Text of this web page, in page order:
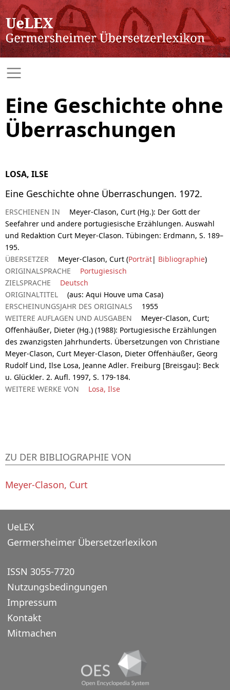
Eine Geschichte ohne
Überraschungen
LOSA, ILSE
Eine Geschichte ohne Überraschungen. 1972.
ERSCHIENEN IN
Meyer-Clason, Curt (Hg.): Der Gott der
Seefahrer und andere portugiesische Erzählungen. Auswahl
und Redaktion Curt Meyer-Clason. Tübingen: Erdmann, S. 189–
195.
ÜBERSETZER
Meyer-Clason, Curt (Porträt| Bibliographie)
ORIGINALSPRACHE
Portugiesisch
ZIELSPRACHE
Deutsch
ORIGINALTITEL
(aus: Aqui Houve uma Casa)
ERSCHEINUNGSJAHR DES ORIGINALS
1955
WEITERE AUFLAGEN UND AUSGABEN
Meyer-Clason, Curt;
Offenhäußer, Dieter (Hg.) (1988): Portugiesische Erzählungen
des zwanzigsten Jahrhunderts. Übersetzungen von Christiane
Meyer-Clason, Curt Meyer-Clason, Dieter Offenhäußer, Georg
Rudolf Lind, Ilse Losa, Jeanne Adler. Freiburg [Breisgau]: Beck
u. Glückler. 2. Aufl. 1997, S. 179-184.
WEITERE WERKE VON
Losa, Ilse
ZU DER BIBLIOGRAPHIE VON
Meyer-Clason, Curt
UeLEX
Germersheimer Übersetzerlexikon
ISSN 3055-7720
Nutzungsbedingungen
Impressum
Kontakt
Mitmachen